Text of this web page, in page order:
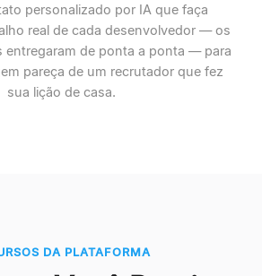
personalizado por IA que faça
real de cada desenvolvedor — os
entregaram de ponta a ponta — para
pareça de um recrutador que fez
sua lição de casa.
DA PLATAFORMA